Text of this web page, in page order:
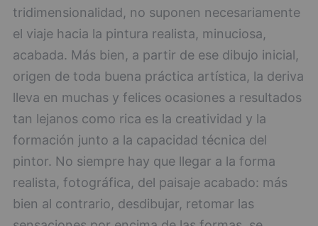
tridimensionalidad, no suponen necesariamente
el viaje hacia la pintura realista, minuciosa,
acabada. Más bien, a partir de ese dibujo inicial,
origen de toda buena práctica artística, la deriva
lleva en muchas y felices ocasiones a resultados
tan lejanos como rica es la creatividad y la
formación junto a la capacidad técnica del
pintor. No siempre hay que llegar a la forma
realista, fotográfica, del paisaje acabado: más
bien al contrario, desdibujar, retomar las